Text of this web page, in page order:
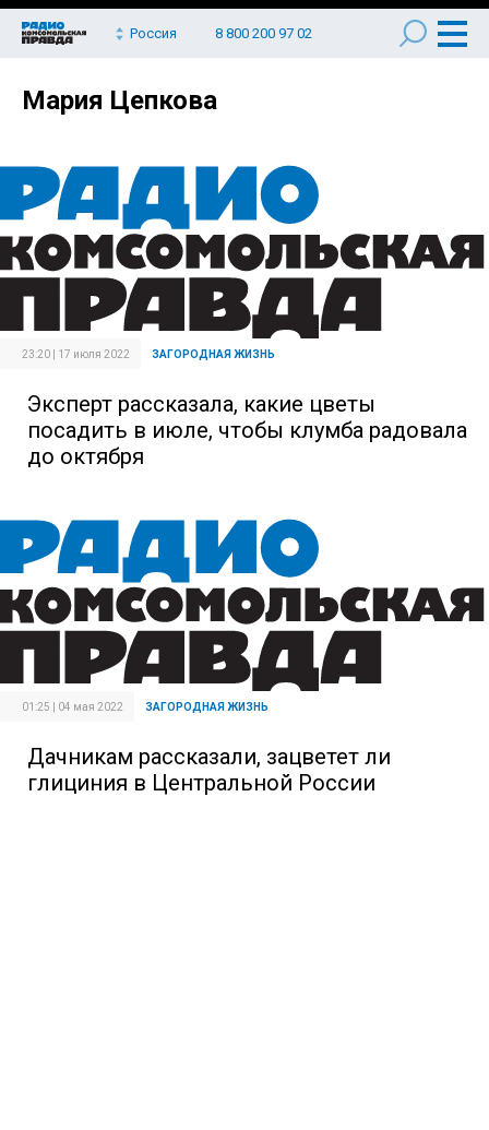
Россия 8 800 200 97 02
Мария Цепкова
23:20 | 17 июля 2022 ЗАГОРОДНАЯ ЖИЗНЬ
Эксперт рассказала, какие цветы
посадить в июле, чтобы клумба радовала
до октября
01:25 | 04 мая 2022 ЗАГОРОДНАЯ ЖИЗНЬ
Дачникам рассказали, зацветет ли
глициния в Центральной России